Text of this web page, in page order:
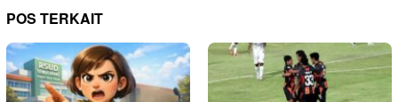
POS TERKAIT